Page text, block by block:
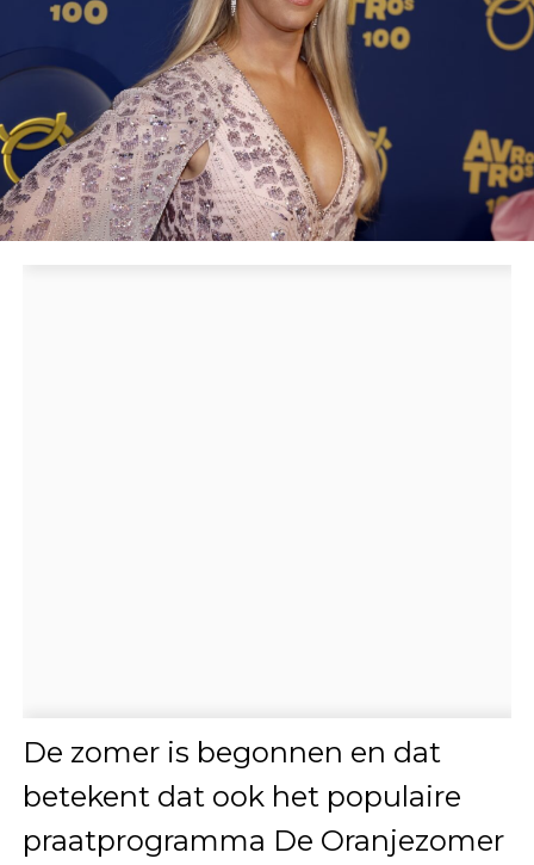
De zomer is begonnen en dat
betekent dat ook het populaire
praatprogramma De Oranjezomer